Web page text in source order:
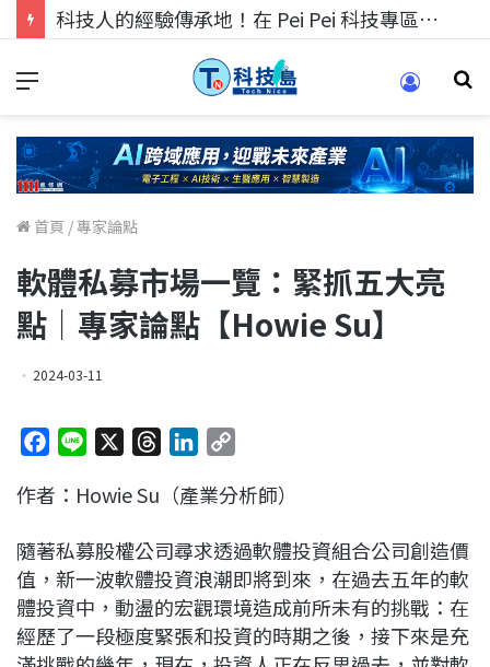
科技人找工作，就到TECH+ 科技專區!
首頁 /專家論點
軟體私募市場一覽：緊抓五大亮
點｜專家論點【Howie Su】
2024-03-11
c
b
o
o
k
n
a
d
s
n
e
d
I
n
p
L
i
n
k
作者：Howie Su（產業分析師）
隨著私募股權公司尋求透過軟體投資組合公司創造價
值，新一波軟體投資浪潮即將到來，在過去五年的軟
體投資中，動盪的宏觀環境造成前所未有的挑戰：在
經歷了一段極度緊張和投資的時期之後，接下來是充